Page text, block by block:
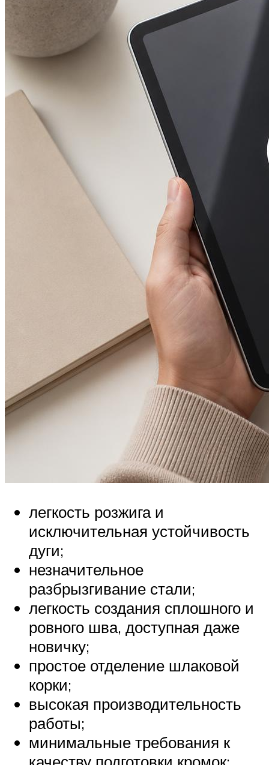
легкость розжига и
исключительная устойчивость
дуги;
незначительное
разбрызгивание стали;
легкость создания сплошного и
ровного шва, доступная даже
новичку;
простое отделение шлаковой
корки;
высокая производительность
работы;
минимальные требования к